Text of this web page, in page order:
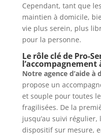
Cependant, tant que
maintien à domicile,
vie plus serein, plus
pour la personne.
Le rôle clé de Pro-
l’accompagnement
Notre agence d’aide à
propose un
et souple pour toutes
fragilisées. De la
jusqu’au suivi régulier,
dispositif sur mesure,